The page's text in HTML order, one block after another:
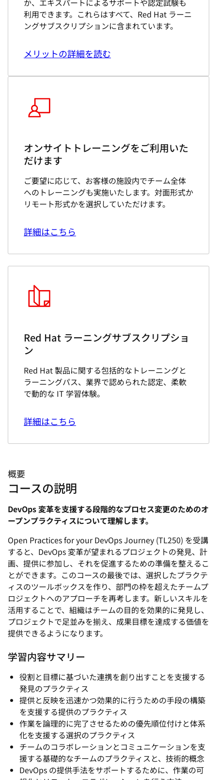
概要
コースの説明
DevOps 変革を支援する段階的なプロセス変更のためのオ
ープンプラクティスについて理解します。
Open Practices for your DevOps Journey (TL250) を受講
すると、DevOps 変革が望まれるプロジェクトの発見、計
画、提供に参加し、それを促進するための準備を整えるこ
とができます。このコースの最後では、選択したプラクテ
ィスのツールボックスを作り、部門の枠を超えたチームプ
ロジェクトへのアプローチを再考します。新しいスキルを
活用することで、組織はチームの目的を効果的に発見し、
プロジェクトで足並みを揃え、成果目標を達成する価値を
提供できるようになります。
学習内容サマリー
役割と目標に基づいた連携を創り出すことを支援する
発見のプラクティス
提供と反映を迅速かつ効果的に行うための手段の構築
を支援する提供のプラクティス
作業を論理的に完了させるための優先順位付けと体系
化を支援する選択のプラクティス
チームのコラボレーションとコミュニケーションを支
援する基礎的なチームのプラクティスと、技術的概念
DevOps の提供手法をサポートするために、作業の可
か、エキスパートによるサポートや認定試験も
利用できます。これらはすべて、Red Hat ラーニ
ングサブスクリプションに含まれています。
メリットの詳細を読む
オンサイトトレーニングをご利用いた
だけます
ご要望に応じて、お客様の施設内でチーム全体
へのトレーニングも実施いたします。対面形式か
リモート形式かを選択していただけます。
詳細はこちら
Red Hat ラーニングサブスクリプショ
ン
Red Hat 製品に関する包括的なトレーニングと
ラーニングパス、業界で認められた認定、柔軟
で動的な IT 学習体験。
詳細はこちら